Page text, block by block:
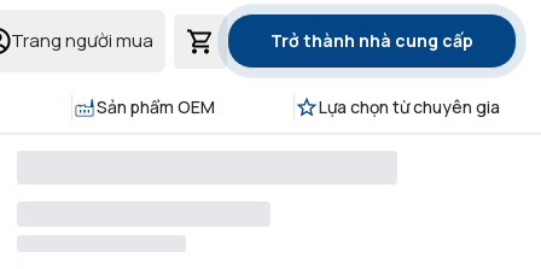
Trang người mua Trở thành nhà cung cấp
Sản phẩm OEM Lựa chọn từ chuyên gia